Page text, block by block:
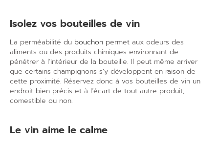
Isolez vos bouteilles de vin
La perméabilité du bouchon permet aux odeurs des
aliments ou des produits chimiques environnant de
pénétrer à l’intérieur de la bouteille. Il peut même arriver
que certains champignons s’y développent en raison de
cette proximité. Réservez donc à vos bouteilles de vin un
endroit bien précis et à l’écart de tout autre produit,
comestible ou non.
Le vin aime le calme